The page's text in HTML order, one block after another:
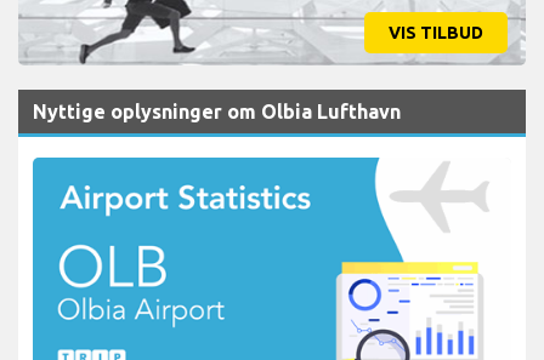
VIS TILBUD
Nyttige oplysninger om Olbia Lufthavn